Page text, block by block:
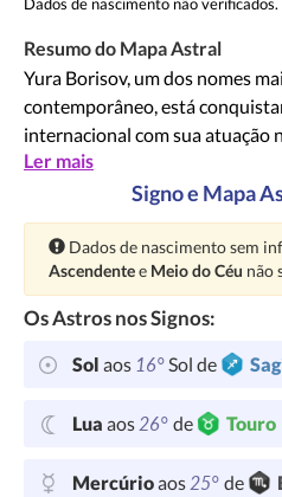
Resumo do Mapa Astral
Yura Borisov, um dos nomes
contemporâneo, está
internacional com sua atuação
Ler mais
Signo e Mapa
Atenção:
Dados de nascimento sem
Ascendentee Meio do Céu não
Os Astros nos Signos:
Sol aos 16°Sol de
Lua aos26° de Touro
Mercúrioaos25° de